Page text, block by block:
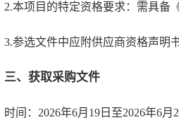
2.本项目的特定资格要求： 需具备
3.参选文件中应附供应商资格声明
三、获取采购文件
时间：2026年6月19日至2026年6月